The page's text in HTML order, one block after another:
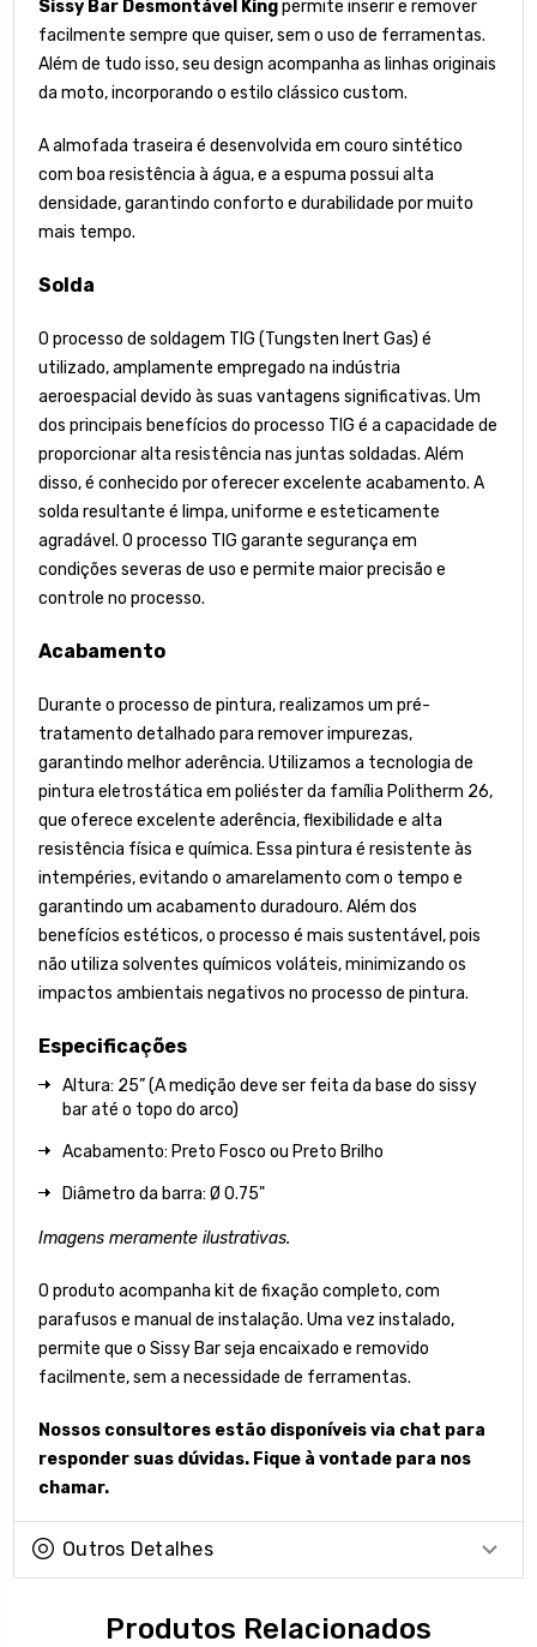
Sissy Bar Desmontável Kingpermite inserir e remover
facilmente sempre que quiser, sem o uso de ferramentas.
Além de tudo isso, seu design acompanha as linhas originais
da moto, incorporando o estilo clássico custom.
A almofada traseira é desenvolvida em couro sintético
com boa resistência à água, e a espuma possui alta
densidade, garantindo conforto e durabilidade por muito
mais tempo.
Solda
O processo de soldagem TIG (Tungsten Inert Gas) é
utilizado, amplamente empregado na indústria
aeroespacial devido às suas vantagens significativas. Um
dos principais benefícios do processo TIG é a capacidade de
proporcionar alta resistência nas juntas soldadas. Além
disso, é conhecido por oferecer excelente acabamento. A
solda resultante é limpa, uniforme e esteticamente
agradável. O processo TIG garante segurança em
condições severas de uso e permite maior precisão e
controle no processo.
Acabamento
Durante o processo de pintura, realizamos um pré-
tratamento detalhado para remover impurezas,
garantindo melhor aderência. Utilizamos a tecnologia de
pintura eletrostática em poliéster da família Politherm 26,
que oferece excelente aderência, flexibilidade e alta
resistência física e química. Essa pintura é resistente às
intempéries, evitando o amarelamento com o tempo e
garantindo um acabamento duradouro. Além dos
benefícios estéticos, o processo é mais sustentável, pois
não utiliza solventes químicos voláteis, minimizando os
impactos ambientais negativos no processo de pintura.
Especificações
Altura: 25” (A medição deve ser feita da base do sissy
bar até o topo do arco)
Acabamento: Preto Fosco ou Preto Brilho
Diâmetro da barra: Ø 0.75"
Imagens meramente ilustrativas.
O produto acompanha kit de fixação completo, com
parafusos e manual de instalação. Uma vez instalado,
permite que o Sissy Bar seja encaixado e removido
facilmente, sem a necessidade de ferramentas.
Nossos consultores estão disponíveis via chat para
responder suas dúvidas. Fique à vontade para nos
chamar.
Outros Detalhes
Produtos Relacionados